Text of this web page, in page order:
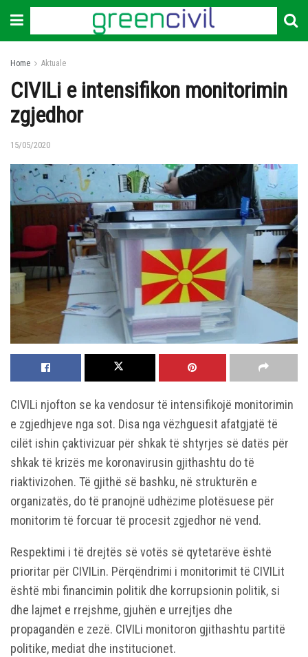
Home Aktuale
CIVILi e intensifikon monitorimin
zgjedhor
15/05/2020
CIVILi njofton se ka vendosur të intensifikojë monitorimin
e zgjedhjeve nga sot. Disa nga vëzhguesit afatgjatë të
cilët ishin çaktivizuar për shkak të shtyrjes së datës për
shkak të krizës me koronavirusin gjithashtu do të
riaktivizohen. Të gjithë së bashku, në strukturën e
organizatës, do të pranojnë udhëzime plotësuese për
monitorim të forcuar të procesit zgjedhor në vend.
Respektimi i të drejtës së votës së qytetarëve është
prioritar për CIVILin. Përqëndrimi i monitorimit të CIVILit
është mbi financimin politik dhe korrupsionin politik, si
dhe lajmet e rrejshme, gjuhën e urrejtjes dhe
propagandën e zezë. CIVILi monitoron gjithashtu partitë
politike, mediat dhe institucionet.